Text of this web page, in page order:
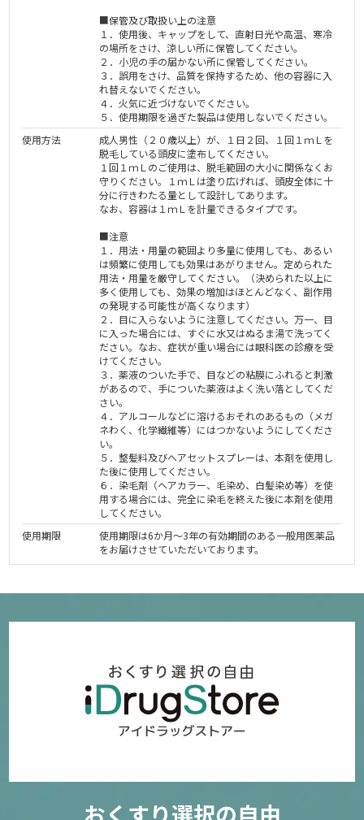
■保管及び取扱い上の注意
１．使用後、キャップをして、直射日光や高温、寒冷
の場所をさけ、涼しい所に保管してください。
２．小児の手の届かない所に保管してください。
３．誤用をさけ、品質を保持するため、他の容器に入
れ替えないでください。
４．火気に近づけないでください。
５．使用期限を過ぎた製品は使用しないでください。
使用方法
成人男性（２０歳以上）が、１日２回、１回１ｍＬを
脱毛している頭皮に塗布してください。
１回１ｍＬのご使用は、脱毛範囲の大小に関係なくお
守りください。１ｍＬは塗り広げれば、頭皮全体に十
分に行きわたる量として設計してあります。
なお、容器は１ｍＬを計量できるタイプです。
■注意
１．用法・用量の範囲より多量に使用しても、あるい
は頻繁に使用しても効果はあがりません。定められた
用法・用量を厳守してください。（決められた以上に
多く使用しても、効果の増加はほとんどなく、副作用
の発現する可能性が高くなります）
２．目に入らないように注意してください。万一、目
に入った場合には、すぐに水又はぬるま湯で洗ってく
ださい。なお、症状が重い場合には眼科医の診療を受
けてください。
３．薬液のついた手で、目などの粘膜にふれると刺激
があるので、手についた薬液はよく洗い落としてくだ
さい。
４．アルコールなどに溶けるおそれのあるもの（メガ
ネわく、化学繊維等）にはつかないようにしてくださ
い。
５．整髪料及びヘアセットスプレーは、本剤を使用し
た後に使用してください。
６．染毛剤（ヘアカラー、毛染め、白髪染め等）を使
用する場合には、完全に染毛を終えた後に本剤を使用
してください。
使用期限
使用期限は6か月～3年の有効期間のある一般用医薬品
をお届けさせていただいております。